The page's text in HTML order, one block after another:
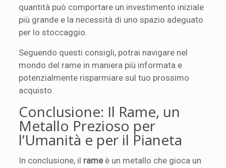
quantità può comportare un investimento iniziale
più grande e la necessità di uno spazio adeguato
per lo stoccaggio.
Seguendo questi consigli, potrai navigare nel
mondo del rame in maniera più informata e
potenzialmente risparmiare sul tuo prossimo
acquisto.
Conclusione: Il Rame, un
Metallo Prezioso per
l’Umanità e per il Pianeta
In conclusione, il rameè un metallo che gioca un